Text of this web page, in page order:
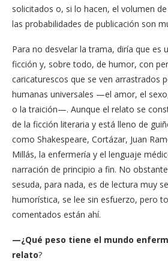
solicitados o, si lo hacen, el volumen
las probabilidades de publicación son
Para no desvelar la trama, diría que es
ficción y, sobre todo, de humor, con
caricaturescos que se ven arrastrados
humanas universales —el amor, el
o la traición—. Aunque el relato se
de la ficción literaria y está lleno de
como Shakespeare, Cortázar, Juan
Millás, la enfermería y el lenguaje
narración de principio a fin. No
sesuda, para nada, es de lectura muy
humorística, se lee sin esfuerzo, pero
comentados están ahí.
—¿Qué peso tiene el mundo
relato?